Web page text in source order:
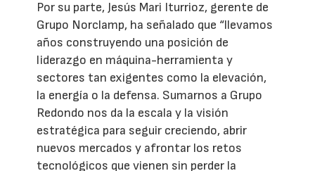
Por su parte, Jesús Mari Iturrioz, gerente de
Grupo Norclamp, ha señalado que “llevamos
años construyendo una posición de
liderazgo en máquina-herramienta y
sectores tan exigentes como la elevación,
la energía o la defensa. Sumarnos a Grupo
Redondo nos da la escala y la visión
estratégica para seguir creciendo, abrir
nuevos mercados y afrontar los retos
tecnológicos que vienen sin perder la